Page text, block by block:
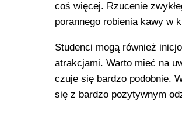
coś więcej. Rzucenie
porannego robienia kawy w
Studenci mogą również
atrakcjami. Warto mieć na
czuje się bardzo podobnie.
się z bardzo pozytywnym